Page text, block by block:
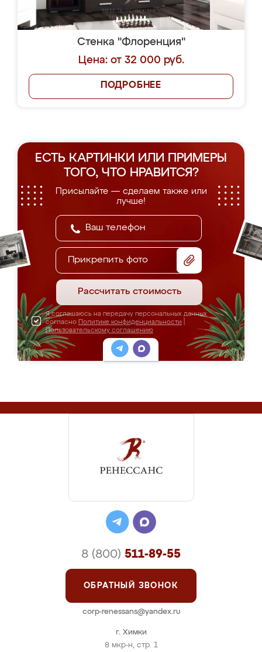
Стенка "Флоренция"
Цена: от 32 000 руб.
ПОДРОБНЕЕ
ЕСТЬ КАРТИНКИ ИЛИ ПРИМЕРЫ
ТОГО, ЧТО НРАВИТСЯ?
Присылайте — сделаем также или
лучше!
Прикрепить фото
Рассчитать стоимость
Я соглашаюсь на передачу персональных данных
согласно Политике конфиденциальности
Пользовательскому соглашению
г. Химки
8 мкр-н, стр. 1
8 (800) 511-89-55
ОБРАТНЫЙ ЗВОНОК
corp-renessans@yandex.ru